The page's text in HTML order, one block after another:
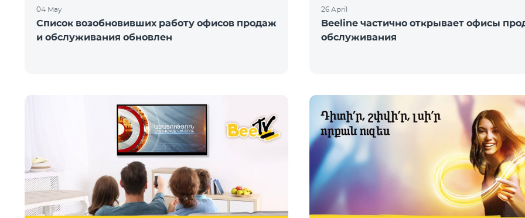
04 May
Список возобновивших работу офисов продаж
и обслуживания обновлен
26 April
Beeline частично открывает офисы
обслуживания